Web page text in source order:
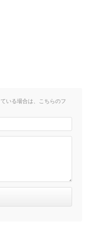
いる場合は、こちらのフ